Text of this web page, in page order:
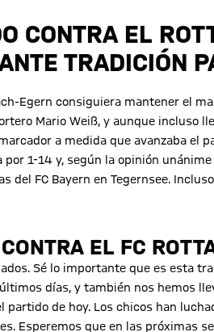
CONTRA EL
TRADICIÓN
Egern consiguiera mantener el
Mario Weiß, y aunque incluso
a medida que avanzaba el
1-14 y, según la opinión
FC Bayern en Tegernsee.
EL FC
Sé lo importante que es esta
días, y también nos hemos
de hoy. Los chicos han
Esperemos que en las próximas